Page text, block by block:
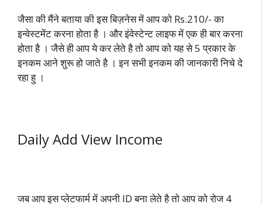
जैसा की मैंने बताया की इस बिज़नेस में आप को Rs.210/- का
इन्वेस्टमेंट करना होता है । और इंवेस्टेन्ट लाइफ में एक ही बार करना
होता है । जैसे ही आप ये कर लेते है तो आप को यह से 5 प्रकार के
इनकम आने शुरू हो जाते है । इन सभी इनकम की जानकारी निचे दे
रहा हु ।
Daily Add View Income
जब आप इस प्लेटफार्म में अपनी ID बना लेते है तो आप को रोज 4